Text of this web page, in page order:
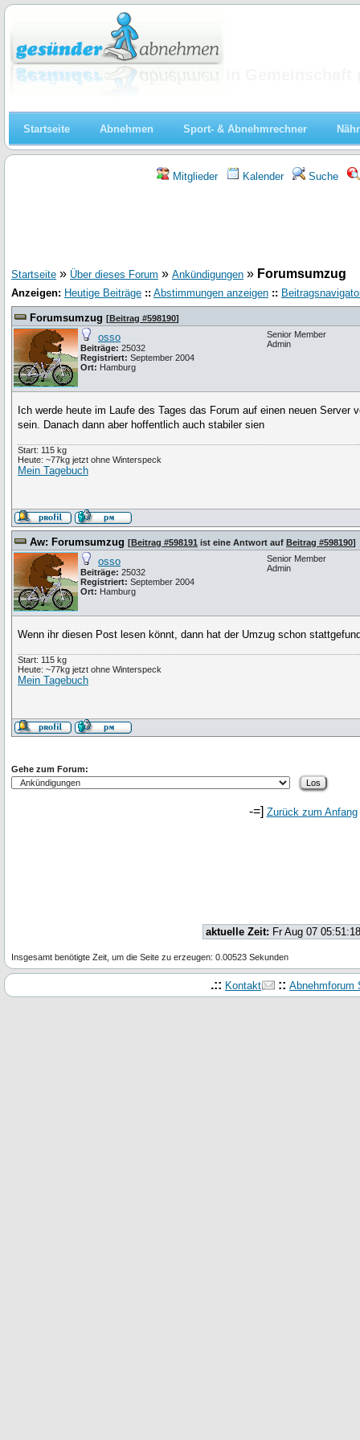
Startseite Abnehmen Sport- & Abnehmrechner
Mitglieder Kalender Suche
Startseite » Über dieses Forum » Ankündigungen » Forumsumzug
Anzeigen: Heutige Beiträge :: Abstimmungen anzeigen ::
Forumsumzug [Beitrag #598190]
osso
Beiträge: 25032
Registriert: September 2004
Ort: Hamburg
Senior Member
Admin
Ich werde heute im Laufe des Tages das Forum auf einen neuen
sein. Danach dann aber hoffentlich auch stabiler sien
Start: 115 kg
Heute: ~77kg jetzt ohne Winterspeck
Mein Tagebuch
Aw: Forumsumzug [Beitrag #598191 ist eine Antwort auf Beitrag #598190]
osso
Beiträge: 25032
Registriert: September 2004
Ort: Hamburg
Senior Member
Admin
Wenn ihr diesen Post lesen könnt, dann hat der Umzug schon
Start: 115 kg
Heute: ~77kg jetzt ohne Winterspeck
Mein Tagebuch
Gehe zum Forum:
-=] Zurück zum Anfang
aktuelle Zeit: Fr Aug 07
Insgesamt benötigte Zeit, um die Seite zu erzeugen: 0.00523 Sekunden
.:: Kontakt :: Abnehmforum